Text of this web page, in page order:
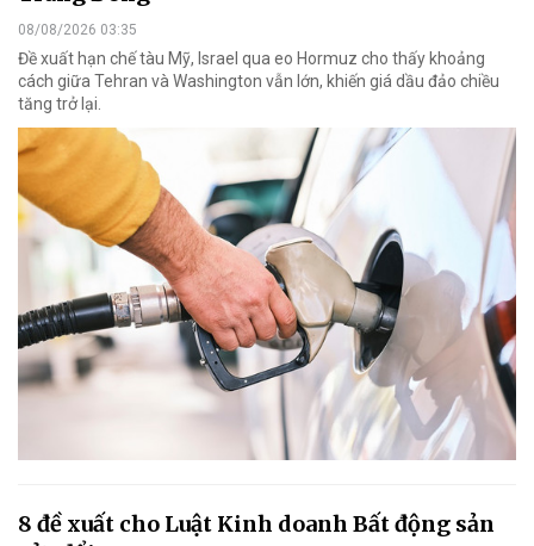
08/08/2026 03:35
Đề xuất hạn chế tàu Mỹ, Israel qua eo Hormuz cho thấy khoảng
cách giữa Tehran và Washington vẫn lớn, khiến giá dầu đảo chiều
tăng trở lại.
8 đề xuất cho Luật Kinh doanh Bất động sản